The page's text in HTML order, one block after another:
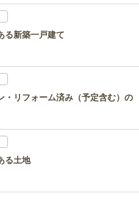
る新築一戸建て
・リフォーム済み（予定含む）の
る土地